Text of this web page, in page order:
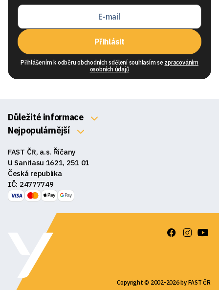
Přihlásit
Přihlášením k odběru obchodních sdělení souhlasím se zpracováním
osobních údajů
Důležité informace
O nás
Obchodní podmínky
Reklamace a vrácení zboží
GDPR
Nejpopulárnější
Myši
Sluchátka
Reproduktory
Podložky pod myš
FAST ČR, a.s. Říčany
U Sanitasu 1621, 251 01
Česká republika
IČ: 24777749
Copyright © 2002-2026 by FAST ČR